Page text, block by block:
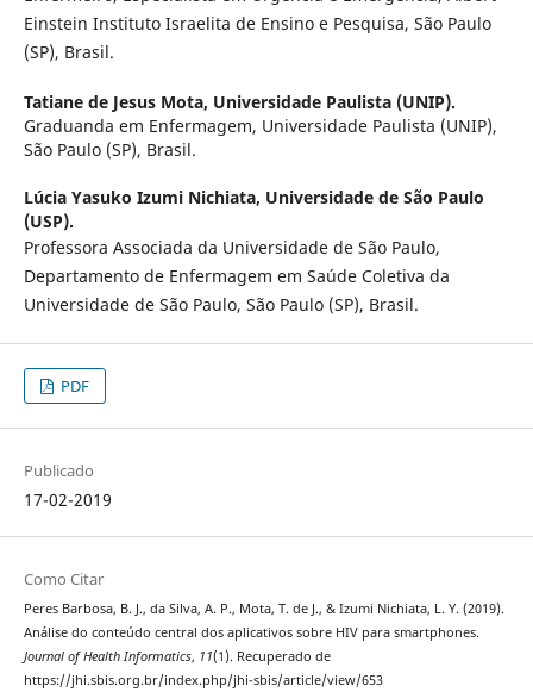
Einstein Instituto Israelita de Ensino e Pesquisa, São Paulo
(SP), Brasil.
Tatiane de Jesus Mota, Universidade Paulista (UNIP).
Graduanda em Enfermagem, Universidade Paulista (UNIP),
São Paulo (SP), Brasil.
Lúcia Yasuko Izumi Nichiata, Universidade de São Paulo
(USP).
Professora Associada da Universidade de São Paulo,
Departamento de Enfermagem em Saúde Coletiva da
Universidade de São Paulo, São Paulo (SP), Brasil.
PDF
Publicado
17-02-2019
Como Citar
Peres Barbosa, B. J., da Silva, A. P., Mota, T. de J., & Izumi Nichiata, L. Y. (2019).
Análise do conteúdo central dos aplicativos sobre HIV para smartphones.
Journal of Health Informatics, 11(1). Recuperado de
https://jhi.sbis.org.br/index.php/jhi-sbis/article/view/653